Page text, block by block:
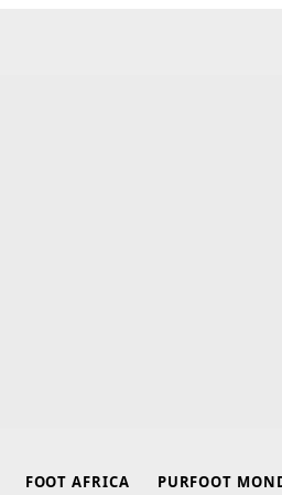
FOOT AFRICA PURFOOT